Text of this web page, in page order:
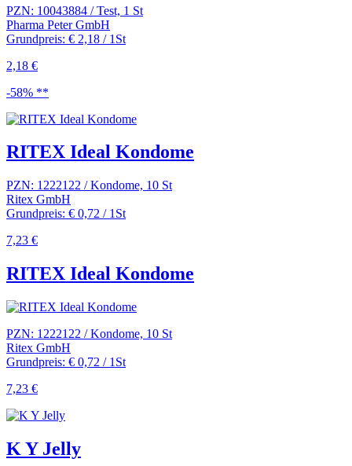
PZN: 10043884 / Test, 1 St
Pharma Peter GmbH
Grundpreis: € 2,18 / 1St
2,18 €
-58% **
RITEX Ideal Kondome
PZN: 1222122 / Kondome, 10 St
Ritex GmbH
Grundpreis: € 0,72 / 1St
7,23 €
RITEX Ideal Kondome
PZN: 1222122 / Kondome, 10 St
Ritex GmbH
Grundpreis: € 0,72 / 1St
7,23 €
K Y Jelly